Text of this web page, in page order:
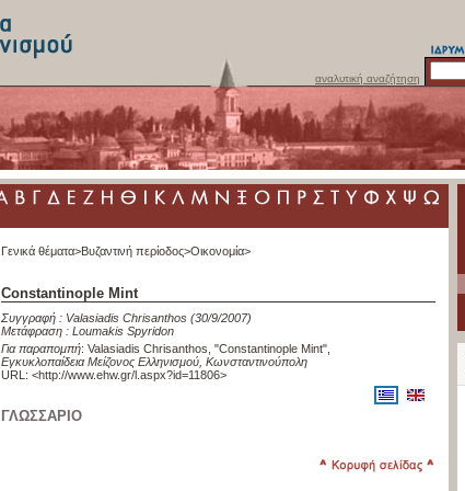
αναλυτική αναζήτηση
Γενικά θέματα>Βυζαντινή περίοδος>Οικονομία>
Constantinople Mint
Συγγραφή : Valasiadis Chrisanthos (30/9/2007)
Μετάφραση : Loumakis Spyridon
Για παραπομπή: Valasiadis Chrisanthos, "Constantinople Mint"
Εγκυκλοπαίδεια Μείζονος Ελληνισμού, Κωνσταντινούπολη
URL: <http://www.ehw.gr/l.aspx?id=11806>
ΓΛΩΣΣΑΡΙΟ